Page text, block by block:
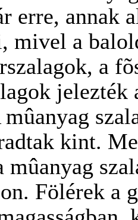
erre, annak
mivel a
a
kint.
mûanyag
Fölérek a